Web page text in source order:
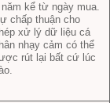
năm kể từ ngày mua.
chấp thuận cho
xử lý dữ liệu cá
nhạy cảm có thể
rút lại bất cứ lúc